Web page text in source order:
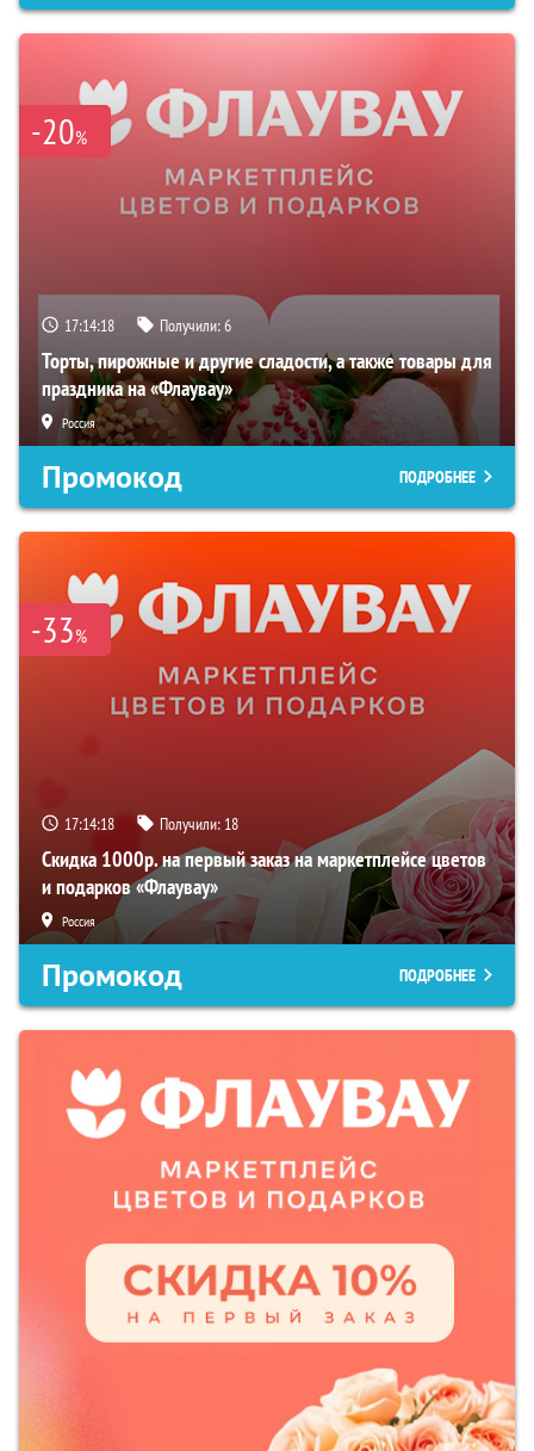
-20%
17:14:17 Получили:6
Торты, пирожные и другие сладости, а также товары для
праздника на «Флаувау»
Россия
Промокод ПОДРОБНЕЕ
-33%
17:14:17 Получили: 18
Скидка 1000р. на первый заказ на маркетплейсе цветов
и подарков «Флаувау»
Россия
Промокод ПОДРОБНЕЕ